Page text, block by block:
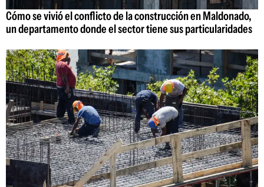
Cómo se vivió el conflicto de la construcción en Maldonado,
un departamento donde el sector tiene sus particularidades